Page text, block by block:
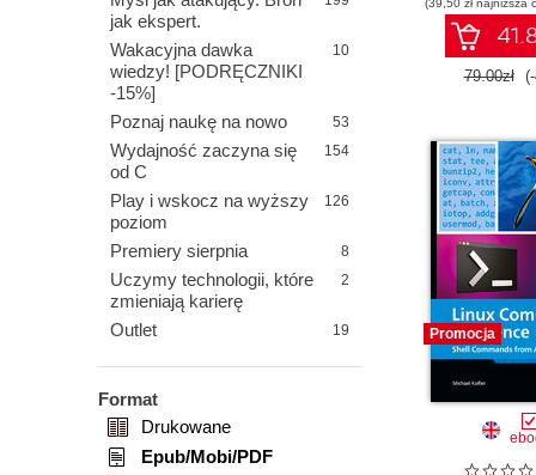
jak ekspert.
Wakacyjna dawka
wiedzy! [PODRĘCZNIKI
-15%]
10
Poznaj naukę na nowo 53
Wydajność zaczyna się
od C
154
Play i wskocz na wyższy
poziom
126
Premiery sierpnia 8
Uczymy technologii, które
zmieniają karierę
2
Outlet 19
Format
Drukowane
Epub/Mobi/PDF
(39,50 zł najniższa
79.00zł
Promocja